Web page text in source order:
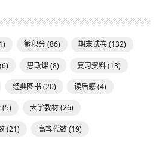
微积分(86) 期末试卷(132)
(6) 思政课(8) 复习资料(13)
经典图书(20) 读后感(4)
(5) 大学教材(26)
(21) 高等代数(19)